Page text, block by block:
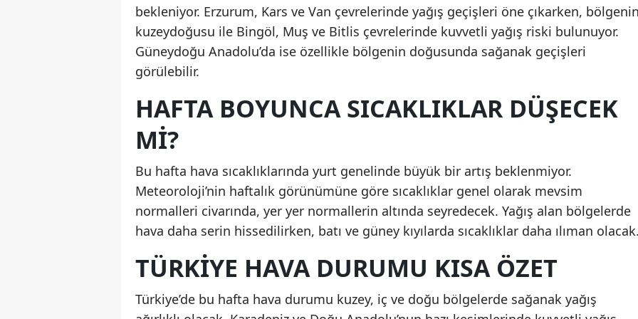
bekleniyor. Erzurum, Kars ve Van çevrelerinde yağış geçişleri öne çıkarken,
kuzeydoğusu ile Bingöl, Muş ve Bitlis çevrelerinde kuvvetli yağış riski bulunuyor.
Güneydoğu Anadolu’da ise özellikle bölgenin doğusunda sağanak geçişleri
görülebilir.
HAFTA BOYUNCA SICAKLIKLAR DÜŞECEK
MI?
Bu hafta hava sıcaklıklarında yurt genelinde büyük bir artış beklenmiyor.
Meteoroloji’nin haftalık görünümüne göre sıcaklıklar genel olarak mevsim
normalleri civarında, yer yer normallerin altında seyredecek. Yağış alan bölgelerde
hava daha serin hissedilirken, batı ve güney kıyılarda sıcaklıklar daha ılıman
TÜRKIYE HAVA DURUMU KISA ÖZET
Türkiye’de bu hafta hava durumu kuzey, iç ve doğu bölgelerde sağanak yağış